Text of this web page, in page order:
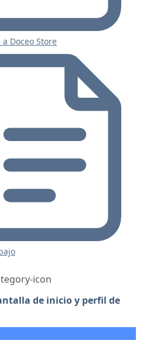
Doceo Store
de inicio y perfil de